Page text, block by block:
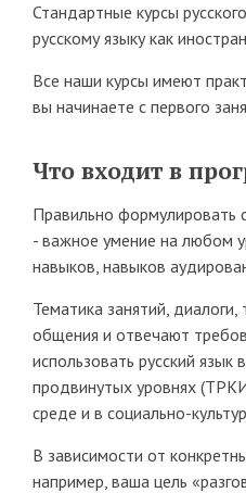
Стандартные курсы
русскому языку как
Все наши курсы имеют
вы начинаете с первого
Что входит в
Правильно формулировать
- важное умение на любом
навыков, навыков
Тематика занятий,
общения и отвечают
использовать русский
продвинутых уровнях
среде и в социально-
В зависимости от
например, ваша цель